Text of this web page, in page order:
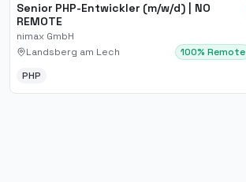
Senior PHP-Entwickler (m/w/d) | NO
REMOTE
nimax GmbH
Landsberg am Lech
100% Remote
PHP